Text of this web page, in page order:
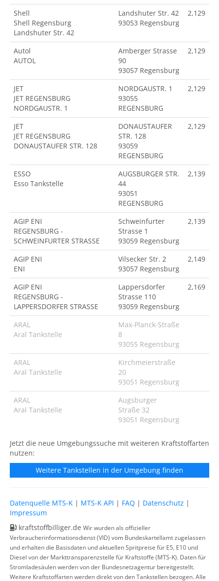
Shell
Shell Regensburg
Landshuter Str. 42
Landshuter Str. 42
93053 Regensburg
2,129
Autol
AUTOL
Amberger Strasse
90
93057 Regensburg
2,129
JET
JET REGENSBURG
NORDGAUSTR. 1
NORDGAUSTR. 1
93055
REGENSBURG
2,129
JET
JET REGENSBURG
DONAUSTAUFER STR. 128
DONAUSTAUFER
STR. 128
93059
REGENSBURG
2,129
ESSO
Esso Tankstelle
AUGSBURGER STR.
44
93051
REGENSBURG
2,139
AGIP ENI
REGENSBURG -
SCHWEINFURTER STRASSE
Schweinfurter
Strasse 1
93059 Regensburg
2,139
AGIP ENI
ENI
Vilsecker Str. 2
93057 Regensburg
2,149
AGIP ENI
REGENSBURG -
LAPPERSDORFER STRASSE
Lappersdorfer
Strasse 110
93059 Regensburg
2,169
ARAL
Aral Tankstelle
Max-Planck-Straße
8
93055 Regensburg
ARAL
Aral Tankstelle
Kirchmeierstraße
20
93051 Regensburg
ARAL
Aral Tankstelle
Augsburger
Straße 32
93051 Regensburg
Jetzt die neue Umgebungssuche mit weiteren Kraftstoffarten
nutzen:
Weitere Tankstellen in der Umgebung finden
Datenquelle MTS-K | MTS-K API | FAQ | Datenschutz |
Impressum
kraftstoffbilliger.de Wir wurden als offizieller
Verbraucherinformationsdienst (VID) vom Bundeskartellamt zugelassen
und erhalten die Basisdaten und aktuellen Spritpreise für E5, E10 und
Diesel von der Markttransparenzstelle für Kraftstoffe (MTS-K). Daten für
Stromladesäulen werden von der Bundesnetzagentur bereitgestellt.
Weitere Kraftstoffarten werden direkt von den Tankstellen bezogen. Alle